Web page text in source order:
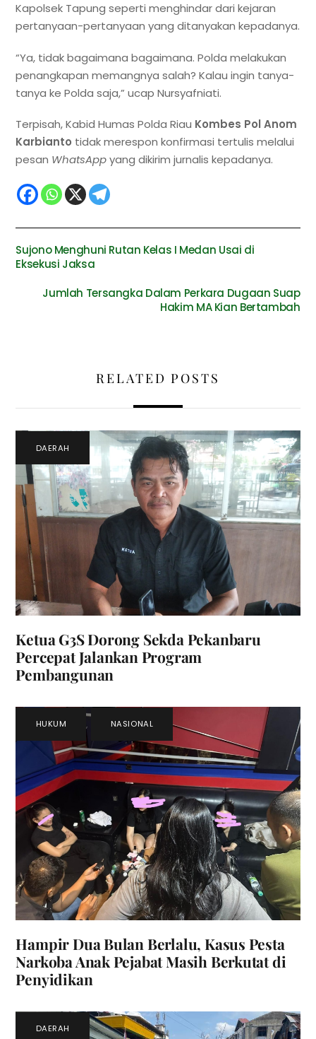
Kapolsek Tapung seperti menghindar dari kejaran
pertanyaan-pertanyaan yang ditanyakan kepadanya.
“Ya, tidak bagaimana bagaimana. Polda melakukan
penangkapan memangnya salah? Kalau ingin tanya-
tanya ke Polda saja,” ucap Nursyafniati.
Terpisah, Kabid Humas Polda Riau Kombes Pol Anom
Karbianto tidak merespon konfirmasi tertulis melalui
pesan WhatsAppyang dikirim jurnalis kepadanya.
Sujono Menghuni Rutan Kelas I Medan Usai di
Eksekusi Jaksa
Jumlah Tersangka Dalam Perkara Dugaan Suap
Hakim MA Kian Bertambah
RELATED POSTS
DAERAH
Ketua G3S Dorong Sekda Pekanbaru
Percepat Jalankan Program
Pembangunan
HUKUM , NASIONAL
Hampir Dua Bulan Berlalu, Kasus Pesta
Narkoba Anak Pejabat Masih Berkutat di
Penyidikan
DAERAH